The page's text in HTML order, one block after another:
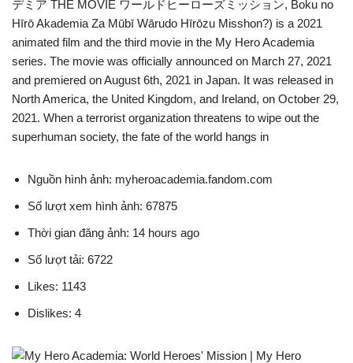
デミア THE MOVIE ワールドヒーローズミッション, Boku no
Hīrō Akademia Za Mūbī Wārudo Hīrōzu Misshon?) is a 2021
animated film and the third movie in the My Hero Academia
series. The movie was officially announced on March 27, 2021
and premiered on August 6th, 2021 in Japan. It was released in
North America, the United Kingdom, and Ireland, on October 29,
2021. When a terrorist organization threatens to wipe out the
superhuman society, the fate of the world hangs in
Nguồn hình ảnh: myheroacademia.fandom.com
Số lượt xem hình ảnh: 67875
Thời gian đăng ảnh: 14 hours ago
Số lượt tải: 6722
Likes: 1143
Dislikes: 4